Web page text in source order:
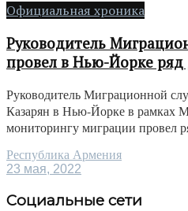
Официальная хроника
Руководитель
провел в Нью-Йорке ряд
Руководитель Миграционной
Казарян в Нью-Йорке в рамках
мониторингу миграции провел
Республика Армения
23 мая, 2022
Социальные сети